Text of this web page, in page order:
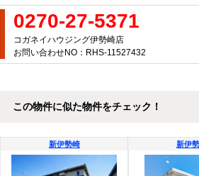
0270-27-5371
コガネイハウジング伊勢崎店
お問い合わせNO：RHS-11527432
この物件に似た物件をチェック！
新伊勢崎 新伊